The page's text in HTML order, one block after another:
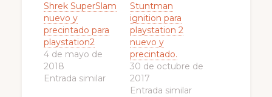
Shrek SuperSlam
nuevo y
precintado para
playstation2
4 de mayo de
2018
Entrada similar
Stuntman
ignition para
playstation 2
nuevo y
precintado.
30 de octubre de
2017
Entrada similar